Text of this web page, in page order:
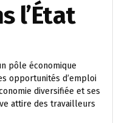
l’État
pôle économique
opportunités d’emploi
diversifiée et ses
attire des travailleurs